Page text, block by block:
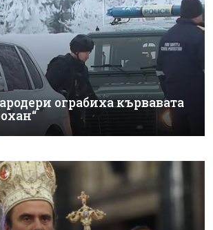
ограбиха кървавата